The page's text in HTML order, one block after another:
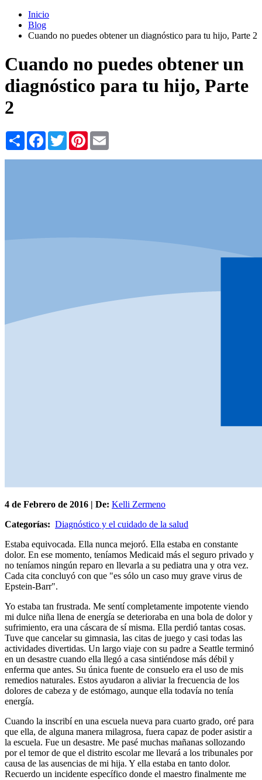
Inicio
Blog
Cuando no puedes obtener un diagnóstico para tu hijo, Parte 2
Cuando no puedes obtener un
diagnóstico para tu hijo, Parte
2
Share Facebook
TwitterPinterest
4 de Febrero de 2016 | De: Kelli Zermeno
Categorías: Diagnóstico y el cuidado de la salud
Estaba equivocada. Ella nunca mejoró. Ella estaba en constante
dolor. En ese momento, teníamos Medicaid más el seguro privado y
no teníamos ningún reparo en llevarla a su pediatra una y otra vez.
Cada cita concluyó con que "es sólo un caso muy grave virus de
Epstein-Barr".
Yo estaba tan frustrada. Me sentí completamente impotente viendo
mi dulce niña llena de energía se deterioraba en una bola de dolor y
sufrimiento, era una cáscara de sí misma. Ella perdió tantas cosas.
Tuve que cancelar su gimnasia, las citas de juego y casi todas las
actividades divertidas. Un largo viaje con su padre a Seattle terminó
en un desastre cuando ella llegó a casa sintiéndose más débil y
enferma que antes. Su única fuente de consuelo era el uso de mis
remedios naturales. Estos ayudaron a aliviar la frecuencia de los
dolores de cabeza y de estómago, aunque ella todavía no tenía
energía.
Cuando la inscribí en una escuela nueva para cuarto grado, oré para
que ella, de alguna manera milagrosa, fuera capaz de poder asistir a
la escuela. Fue un desastre. Me pasé muchas mañanas sollozando
por el temor de que el distrito escolar me llevará a los tribunales por
causa de las ausencias de mi hija. Y ella estaba en tanto dolor.
Recuerdo un incidente específico donde el maestro finalmente me